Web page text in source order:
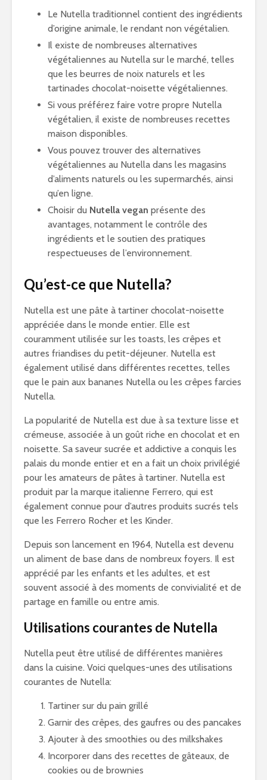
Le Nutella traditionnel contient des ingrédients
d’origine animale, le rendant non végétalien.
Il existe de nombreuses alternatives
végétaliennes au Nutella sur le marché, telles
que les beurres de noix naturels et les
tartinades chocolat-noisette végétaliennes.
Si vous préférez faire votre propre Nutella
végétalien, il existe de nombreuses recettes
maison disponibles.
Vous pouvez trouver des alternatives
végétaliennes au Nutella dans les magasins
d’aliments naturels ou les supermarchés, ainsi
qu’en ligne.
Choisir du Nutella vegan présente des
avantages, notamment le contrôle des
ingrédients et le soutien des pratiques
respectueuses de l’environnement.
Qu’est-ce que Nutella?
Nutella est une pâte à tartiner chocolat-noisette
appréciée dans le monde entier. Elle est
couramment utilisée sur les toasts, les crêpes et
autres friandises du petit-déjeuner. Nutella est
également utilisé dans différentes recettes, telles
que le pain aux bananes Nutella ou les crêpes farcies
Nutella.
La popularité de Nutella est due à sa texture lisse et
crémeuse, associée à un goût riche en chocolat et en
noisette. Sa saveur sucrée et addictive a conquis les
palais du monde entier et en a fait un choix privilégié
pour les amateurs de pâtes à tartiner. Nutella est
produit par la marque italienne Ferrero, qui est
également connue pour d’autres produits sucrés tels
que les Ferrero Rocher et les Kinder.
Depuis son lancement en 1964, Nutella est devenu
un aliment de base dans de nombreux foyers. Il est
apprécié par les enfants et les adultes, et est
souvent associé à des moments de convivialité et de
partage en famille ou entre amis.
Utilisations courantes de Nutella
Nutella peut être utilisé de différentes manières
dans la cuisine. Voici quelques-unes des utilisations
courantes de Nutella:
Tartiner sur du pain grillé
Garnir des crêpes, des gaufres ou des pancakes
Ajouter à des smoothies ou des milkshakes
Incorporer dans des recettes de gâteaux, de
cookies ou de brownies